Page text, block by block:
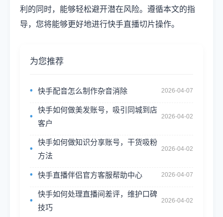
利的同时，能够轻松避开潜在风险。遵循本文的指
导，您将能够更好地进行快手直播切片操作。
为您推荐
快手配音怎么制作杂音消除 2026-04-07
快手如何做美发账号，吸引同城到店
客户
2026-04-02
快手如何做知识分享账号，干货吸粉
方法
2026-04-02
快手直播伴侣官方客服帮助中心 2026-04-07
快手如何处理直播间差评，维护口碑
技巧
2026-04-02